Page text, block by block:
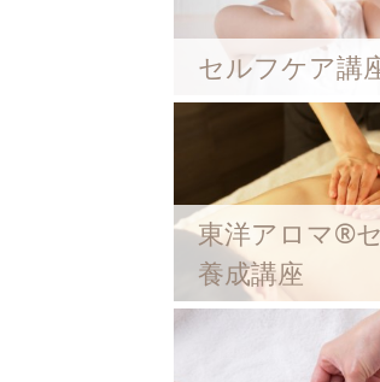
セルフケア講
東洋アロマ®
養成講座